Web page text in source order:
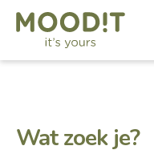
Wat zoek je?